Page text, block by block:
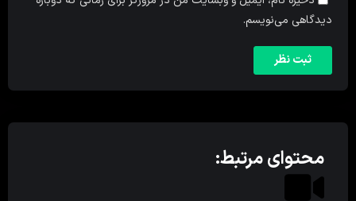
دیدگاهی می‌نویسم.
محتوای مرتبط: